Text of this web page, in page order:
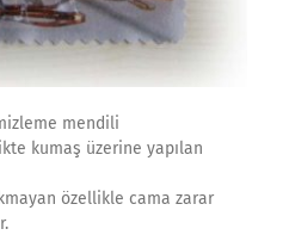
mendili
kumaş üzerine yapılan
özellikle cama zarar